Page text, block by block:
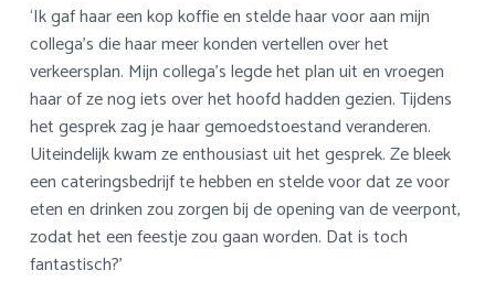
‘Ik gaf haar een kop koffie en stelde haar voor aan mijn
collega’s die haar meer konden vertellen over het
verkeersplan. Mijn collega’s legde het plan uit en vroegen
haar of ze nog iets over het hoofd hadden gezien. Tijdens
het gesprek zag je haar gemoedstoestand veranderen.
Uiteindelijk kwam ze enthousiast uit het gesprek. Ze bleek
een cateringsbedrijf te hebben en stelde voor dat ze voor
eten en drinken zou zorgen bij de opening van de veerpont,
zodat het een feestje zou gaan worden. Dat is toch
fantastisch?’